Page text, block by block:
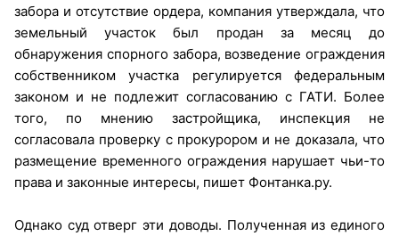
забора и отсутствие ордера, компания утверждала, что
земельный участок был продан за месяц до
обнаружения спорного забора, возведение ограждения
собственником участка регулируется федеральным
законом и не подлежит согласованию с ГАТИ. Более
того, по мнению застройщика, инспекция не
согласовала проверку с прокурором и не доказала, что
размещение временного ограждения нарушает чьи-то
права и законные интересы, пишет Фонтанка.ру.
Однако суд отверг эти доводы. Полученная из единого